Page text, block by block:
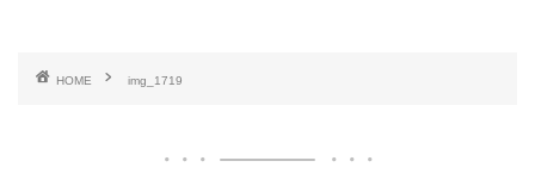
HOME img_1719